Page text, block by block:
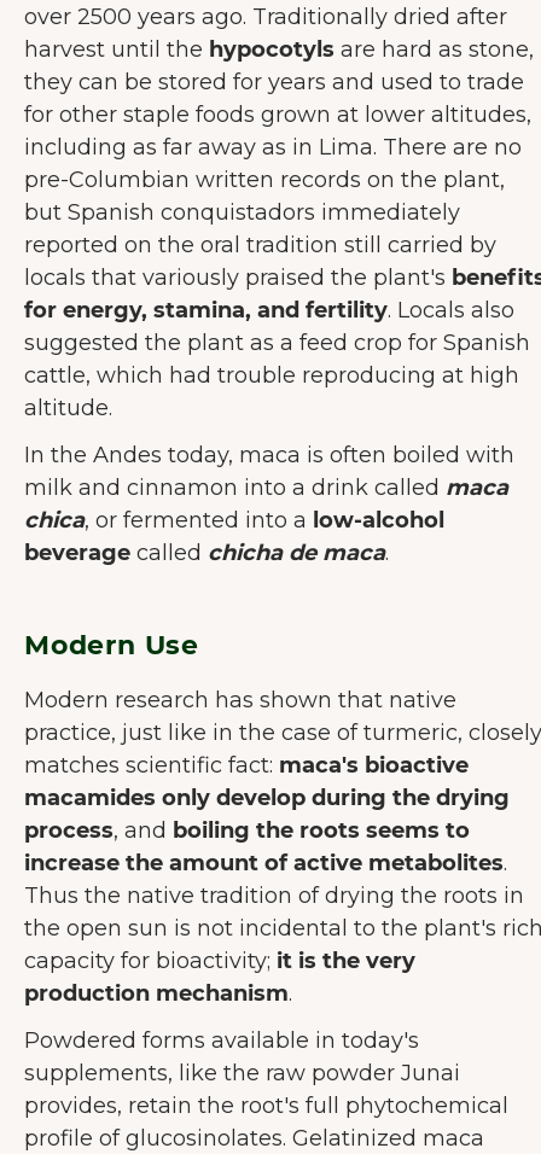
over 2500 years ago. Traditionally dried after
harvest until the hypocotyls are hard as stone,
they can be stored for years and used to trade
for other staple foods grown at lower altitudes,
including as far away as in Lima. There are no
pre-Columbian written records on the plant,
but Spanish conquistadors immediately
reported on the oral tradition still carried by
locals that variously praised the plant's
for energy, stamina, and fertility. Locals also
suggested the plant as a feed crop for Spanish
cattle, which had trouble reproducing at high
altitude.
In the Andes today, maca is often boiled with
milk and cinnamon into a drink called maca
chica, or fermented into a low-alcohol
beverage called chicha de maca.
Modern Use
Modern research has shown that native
practice, just like in the case of turmeric, closely
matches scientific fact: maca's bioactive
macamides only develop during the drying
process, and boiling the roots seems to
increase the amount of active metabolites.
Thus the native tradition of drying the roots in
the open sun is not incidental to the plant's
capacity for bioactivity; it is the very
production mechanism.
Powdered forms available in today's
supplements, like the raw powder Junai
provides, retain the root's full phytochemical
profile of glucosinolates. Gelatinized maca